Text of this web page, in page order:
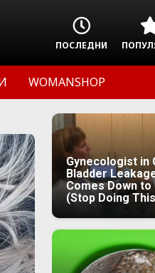
ПОСЛЕДНИ
WOMANSHOP
Gynecologist in
Bladder
Comes Down to
(Stop Doing